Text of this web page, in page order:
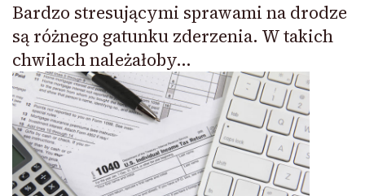
Bardzo stresującymi sprawami na drodze
są różnego gatunku zderzenia. W takich
chwilach należałoby…